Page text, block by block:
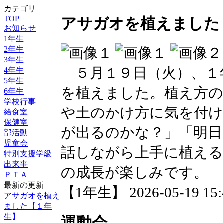
カテゴリ
TOP
お知らせ
1年生
2年生
3年生
4年生
5年生
6年生
学校行事
給食室
保健室
部活動
児童会
特別支援学級
出来事
ＰＴＡ
最新の更新
アサガオを植え
ました【１年
生】
アサガオを植えまし
５月１９日（火）、
を植えました。植え方
や土のかけ方に気を付
が出るのかな？」「明
話しながら上手に植え
の成長が楽しみです。
【1年生】 2026-05-19